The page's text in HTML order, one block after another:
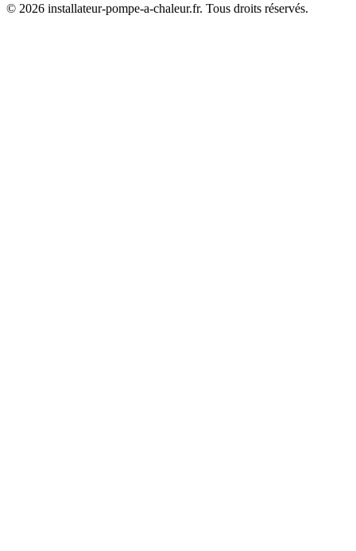
© 2026 installateur-pompe-a-chaleur.fr. Tous droits réservés.